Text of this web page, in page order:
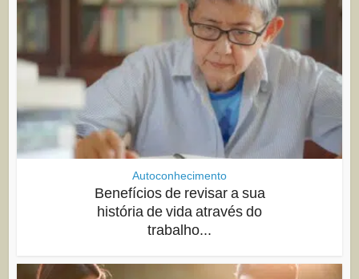
Autoconhecimento
Benefícios de revisar a sua
história de vida através do
trabalho...